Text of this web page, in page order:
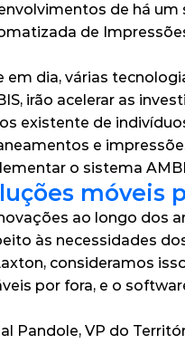
de há um
de
em dia, várias
irão acelerar as
existente de
e
o sistema
móveis
ao longo dos
às necessidades
consideramos
por fora, e o
Pandole, VP do